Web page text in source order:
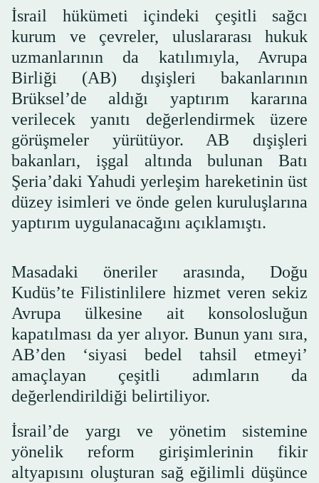
İsrail hükümeti içindeki çeşitli sağcı
kurum ve çevreler, uluslararası hukuk
uzmanlarının da katılımıyla, Avrupa
Birliği (AB) dışişleri bakanlarının
Brüksel’de aldığı yaptırım kararına
verilecek yanıtı değerlendirmek üzere
görüşmeler yürütüyor. AB dışişleri
bakanları, işgal altında bulunan Batı
Şeria’daki Yahudi yerleşim hareketinin üst
düzey isimleri ve önde gelen kuruluşlarına
yaptırım uygulanacağını açıklamıştı.
Masadaki öneriler arasında, Doğu
Kudüs’te Filistinlilere hizmet veren sekiz
Avrupa ülkesine ait konsolosluğun
kapatılması da yer alıyor. Bunun yanı sıra,
AB’den ‘siyasi bedel tahsil etmeyi’
amaçlayan çeşitli adımların da
değerlendirildiği belirtiliyor.
İsrail’de yargı ve yönetim sistemine
yönelik reform girişimlerinin fikir
altyapısını oluşturan sağ eğilimli düşünce